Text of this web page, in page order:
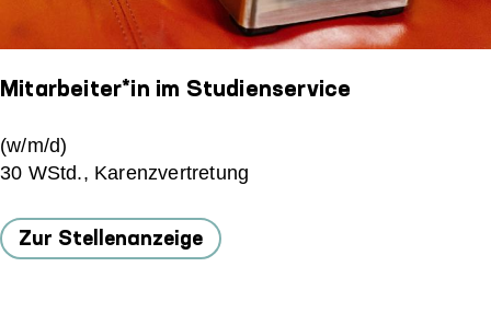
Mitarbeiter*in im Studienservice
(w/m/d)
30 WStd., Karenzvertretung
Zur Stellenanzeige